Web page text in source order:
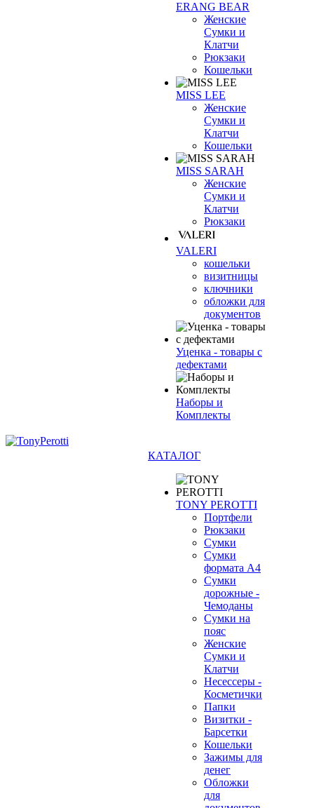
ERANG BEAR
Женские
Сумки и
Клатчи
Рюкзаки
Кошельки
MISS LEE
Женские
Сумки и
Клатчи
Кошельки
MISS SARAH
Женские
Сумки и
Клатчи
Рюкзаки
VALERI
кошельки
визитницы
ключники
обложки для
документов
Уценка - товары с
дефектами
Наборы и
Комплекты
КАТАЛОГ
TONY PEROTTI
Портфели
Рюкзаки
Сумки
Сумки
формата А4
Сумки
дорожные -
Чемоданы
Сумки на
пояс
Женские
Сумки и
Клатчи
Несессеры -
Косметички
Папки
Визитки -
Барсетки
Кошельки
Зажимы для
денег
Обложки
для